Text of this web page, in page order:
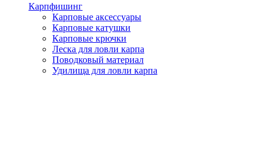
Карпфишинг
Карповые аксессуары
Карповые катушки
Карповые крючки
Леска для ловли карпа
Поводковый материал
Удилища для ловли карпа